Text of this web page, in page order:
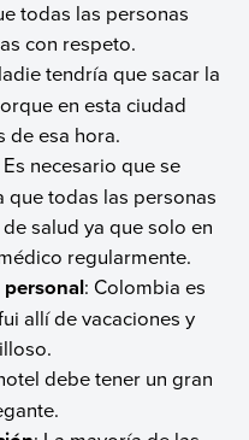
todas las personas
con respeto.
tendría que sacar la
en esta ciudad
de esa hora.
Es necesario que se
todas las personas
salud ya que solo en
regularmente.
: Colombia es
allí de vacaciones y
debe tener un gran